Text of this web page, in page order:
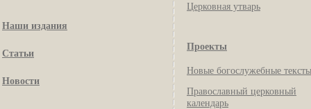
Наши издания
Статьи
Новости
Церковная утварь
Проекты
Новые богослужебные тексты
Православный церковный
календарь